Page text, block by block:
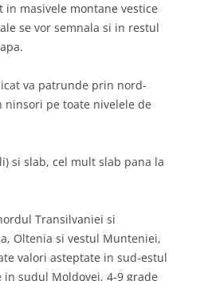
masivele montane vestice
se vor semnala si in restul
va patrunde prin nord-
pe toate nivelele de
si slab, cel mult slab pana la
Transilvaniei si
Oltenia si vestul Munteniei,
valori asteptate in sud-estul
sudul Moldovei, 4-9 grade